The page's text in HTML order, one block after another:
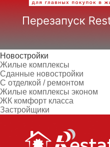
Новостройки
Жилые комплексы
Сданные новостройки
С отделкой / ремонтом
Жилые комплексы эконом
ЖК комфорт класса
Застройщики